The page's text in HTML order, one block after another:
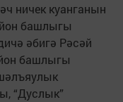
ничек куанганын
башлыгы
әбигә Рәсәй
башлыгы
“Дуслык”